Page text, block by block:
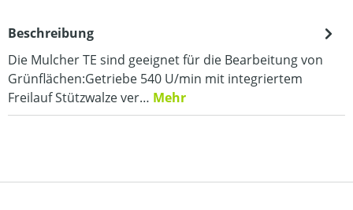
Beschreibung
Die Mulcher TE sind geeignet für die Bearbeitung von
Grünflächen:Getriebe 540 U/min mit integriertem
Freilauf Stützwalze ver… Mehr